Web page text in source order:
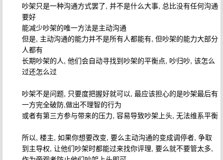
吵架只是一种沟通方式罢了, 并不是什么大事, 总比没有任何沟通
要好
能减少吵架的唯一方法是主动沟通
但是, 主动沟通的能力并不是所有人都能有, 但吵架的能力大部分
人都有
长期吵架的人, 他们会自动寻找到吵架的平衡点, 吵归吵, 该怎么
过还怎么过
吵架不是问题, 只要度把握好就可以, 最应该担心的是吵架最后有
一方完全破防,做出不理智的行为
或者有第三方参与带来的压力, 容易导致吵架上头, 无法维系平衡
所以, 楼主, 如果你想要改变, 要么主动沟通的变成调停者, 争取
到主导权, 让他们吵架时都能过来找你评理, 要么就不要管太多,